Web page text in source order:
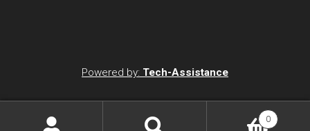
Powered by: Tech-Assistance
0